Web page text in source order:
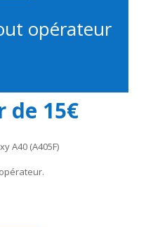
opérateur
de 15€
A40 (A405F)